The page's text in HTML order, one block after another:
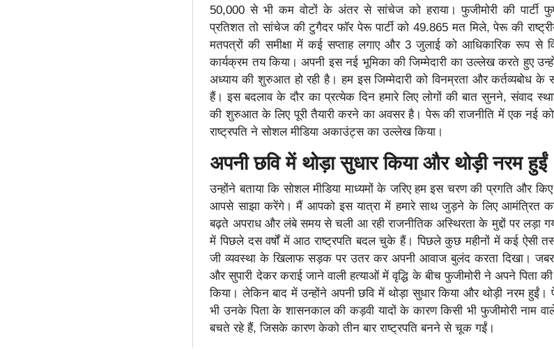
50,000 से भी कम वोटों के अंतर से सांचेज को हराया। फुजीमोरी की पार्टी
प्रतिशत तो सांचेज की टुगैदर फॉर पेरू पार्टी को 49.865 मत मिले, पेरू की राष्ट्रीय
मतपत्रों की समीक्षा में कई सप्ताह लगाए और 3 जुलाई को आधिकारिक रूप से
कार्यक्रम तय किया। अपनी इस नई भूमिका की जिम्मेदारी का उल्लेख करते हुए
अध्याय की शुरुआत हो रही है। हम इस जिम्मेदारी को विनम्रता और कर्तव्यबोध
हैं। इस बदलाव के दौर का प्रत्येक दिन हमारे लिए लोगों की बात सुनने, संवाद
की शुरुआत के लिए पूरी तैयारी करने का अवसर है। पेरू की राजनीति में एक नई
राष्ट्रपति ने सोशल मीडिया अकाउंट्स का उल्लेख किया।
अपनी छवि में थोड़ा सुधार किया और थोड़ी नरम हुईं
उन्होंने बताया कि सोशल मीडिया माध्यमों के जरिए हम इस चरण की प्रगति और किए
आपसे साझा करेंगे। मैं आपको इस यात्रा में हमारे साथ जुड़ने के लिए आमंत्रित
बढ़ते अपराध और लंबे समय से चली आ रही राजनीतिक अस्थिरता के मुद्दों पर लड़ा
में पिछले दस वर्षों में आठ राष्ट्रपति बदल चुके हैं। पिछले कुछ महीनों में कई ऐसी
जी व्यवस्था के खिलाफ सड़क पर उतर कर अपनी आवाज बुलंद करता दिखा।
और सुपारी देकर कराई जाने वाली हत्याओं में वृद्धि के बीच फुजीमोरी ने अपने पिता
किया। लेकिन बाद में उन्होंने अपनी छवि में थोड़ा सुधार किया और थोड़ी नरम
भी उनके पिता के शासनकाल की कड़वी यादों के कारण किसी भी फुजीमोरी नाम
बचते रहे हैं, जिसके कारण केको तीन बार राष्ट्रपति बनने से चूक गईं।